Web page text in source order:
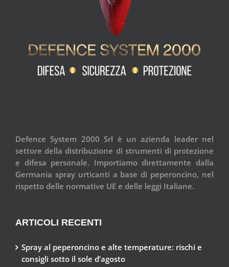
Defence System 2000 Srl è un azienda leader nel
settore della distribuzione di strumenti di protezione
e difesa personale. Importiamo direttamente dalla
Germania spray urticanti a base di peperoncino, nel
rispetto delle normative UE e delle leggi Italiane.
ARTICOLI RECENTI
Spray al peperoncino e alte temperature: rischi e
consigli sotto il sole d’agosto